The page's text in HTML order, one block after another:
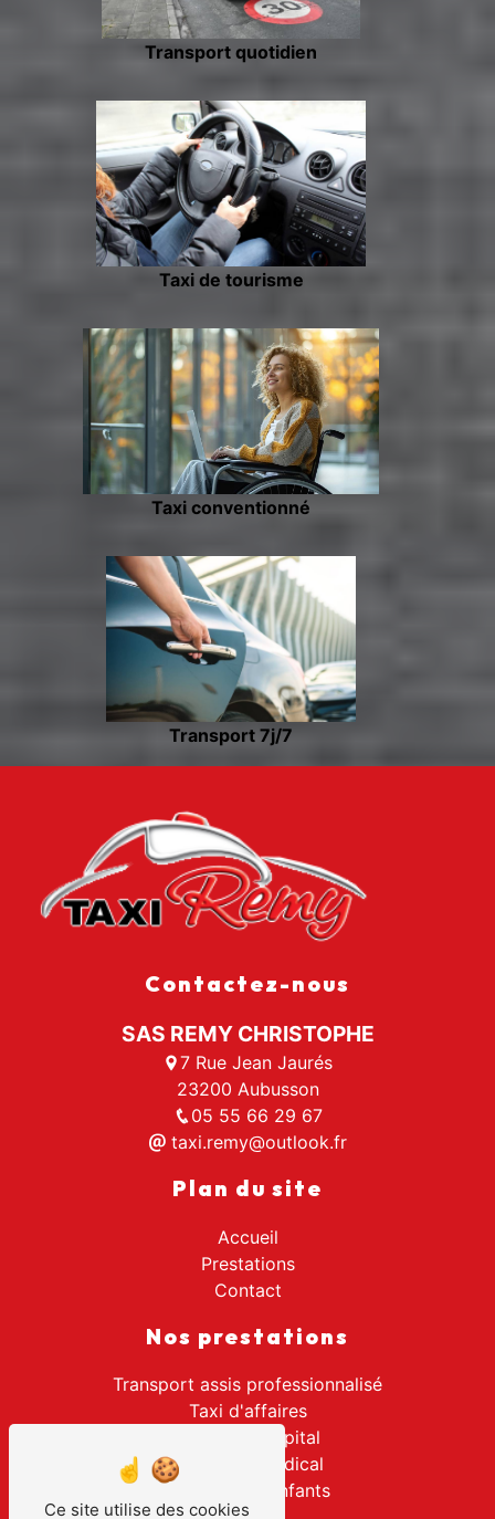
Transport quotidien
Taxi de tourisme
Taxi conventionné
Transport 7j/7
Contactez-nous
SAS REMY CHRISTOPHE
7 Rue Jean Jaurés
23200 Aubusson
05 55 66 29 67
taxi.remy@outlook.fr
Plan du site
Accueil
Prestations
Contact
Nos prestations
Transport assis professionnalisé
Taxi d'affaires
Transport hôpital
Transport médical
Transport d'enfants
Ce site utilise des cookies